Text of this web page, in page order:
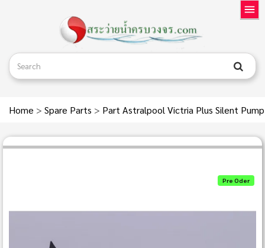
Home > Spare Parts > Part Astralpool Victria Plus Silent
Pre Oder